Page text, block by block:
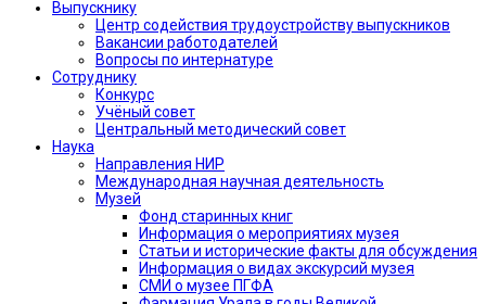
Выпускнику
Центр содействия трудоустройству выпускников
Вакансии работодателей
Вопросы по интернатуре
Сотруднику
Конкурс
Учёный совет
Центральный методический совет
Наука
Направления НИР
Международная научная деятельность
Музей
Фонд старинных книг
Информация о мероприятиях музея
Статьи и исторические факты для обсуждения
Информация о видах экскурсий музея
СМИ о музее ПГФА